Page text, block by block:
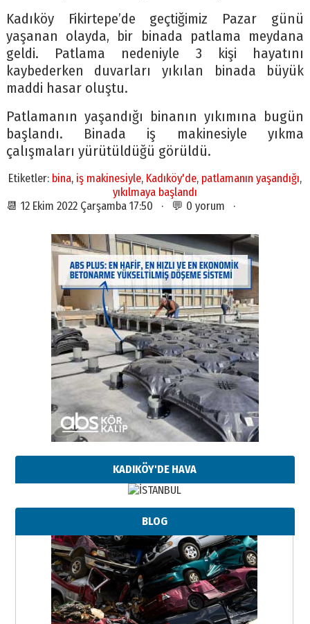
Kadıköy Fikirtepe’de geçtiğimiz Pazar günü
yaşanan olayda, bir binada patlama meydana
geldi. Patlama nedeniyle 3 kişi hayatını
kaybederken duvarları yıkılan binada büyük
maddi hasar oluştu.
Patlamanın yaşandığı binanın yıkımına bugün
başlandı. Binada iş makinesiyle yıkma
çalışmaları yürütüldüğü görüldü.
Etiketler: bina, iş makinesiyle, Kadıköy'de, patlamanın yaşandığı,
yıkılmaya başlandı
📆 12 Ekim 2022 Çarşamba 17:50 · 💬 0 yorum ·
KADIKÖY'DE HAVA
BLOG